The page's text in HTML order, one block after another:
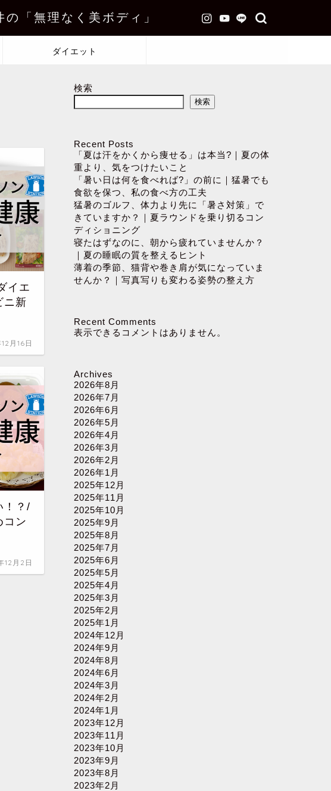
「無理なく美ボディ」
ダイエット
イエ
ニ新
月16日
！？/
コン
12月2日
検索
検索
Recent Posts
「夏は汗をかくから痩せる」は本当?｜夏の体
重より、気をつけたいこと
「暑い日は何を食べれば?」の前に｜猛暑でも
食欲を保つ、私の食べ方の工夫
猛暑のゴルフ、体力より先に「暑さ対策」で
きていますか？｜夏ラウンドを乗り切るコン
ディショニング
寝たはずなのに、朝から疲れていませんか？
｜夏の睡眠の質を整えるヒント
薄着の季節、猫背や巻き肩が気になっていま
せんか？｜写真写りも変わる姿勢の整え方
Recent Comments
表示できるコメントはありません。
Archives
2026年8月
2026年7月
2026年6月
2026年5月
2026年4月
2026年3月
2026年2月
2026年1月
2025年12月
2025年11月
2025年10月
2025年9月
2025年8月
2025年7月
2025年6月
2025年5月
2025年4月
2025年3月
2025年2月
2025年1月
2024年12月
2024年9月
2024年8月
2024年6月
2024年3月
2024年2月
2024年1月
2023年12月
2023年11月
2023年10月
2023年9月
2023年8月
2023年2月